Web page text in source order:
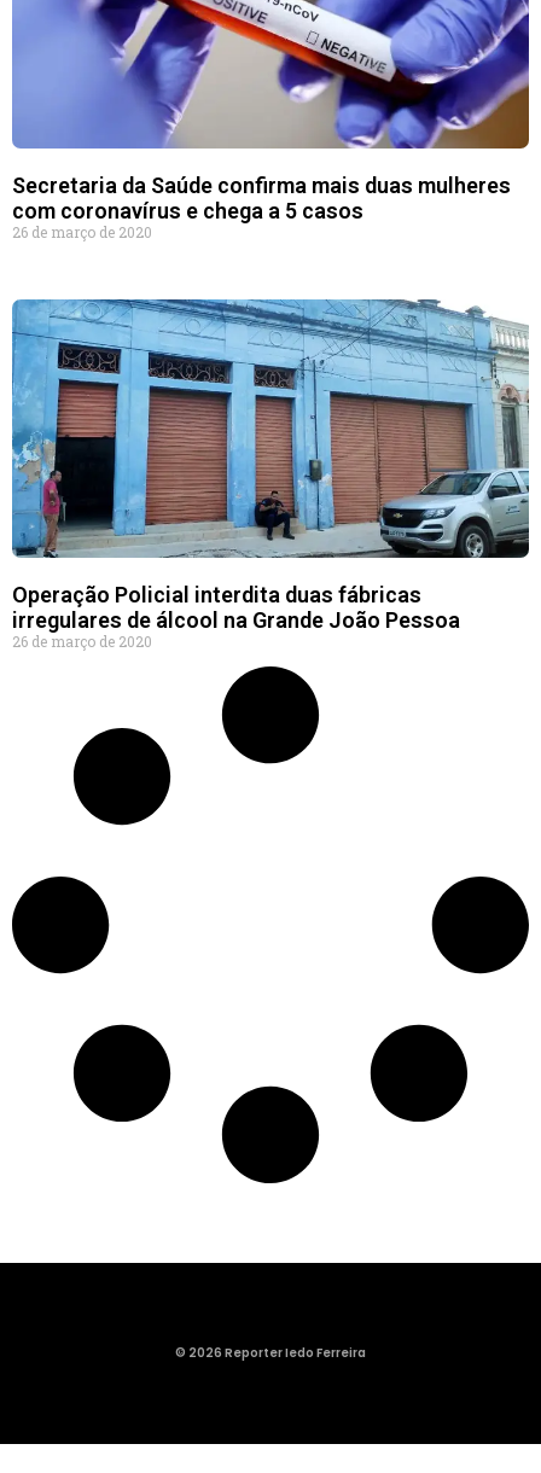
Secretaria da Saúde confirma mais duas mulheres
com coronavírus e chega a 5 casos
26 de março de 2020
Operação Policial interdita duas fábricas
irregulares de álcool na Grande João Pessoa
26 de março de 2020
© 2026 Reporter Iedo Ferreira